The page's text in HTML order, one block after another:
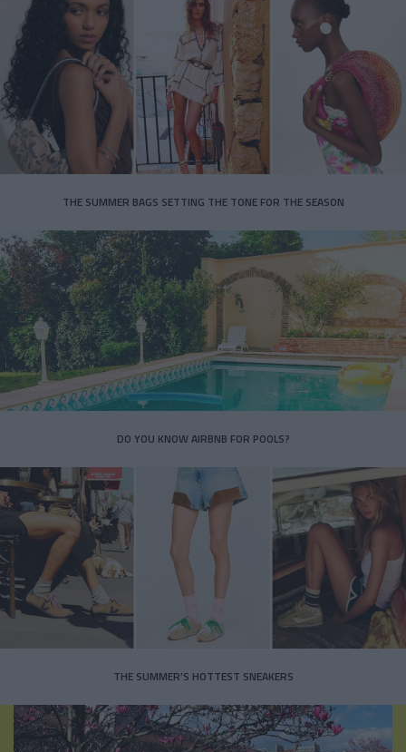
THE SUMMER BAGS SETTING THE TONE FOR THE SEASON
DO YOU KNOW AIRBNB FOR POOLS?
THE SUMMER’S HOTTEST SNEAKERS